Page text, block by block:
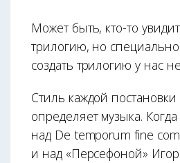
Может быть, кто-то
трилогию, но
создать трилогию у нас
Стиль каждой
определяет музыка.
над De temporum fine
и над «Персефоной»